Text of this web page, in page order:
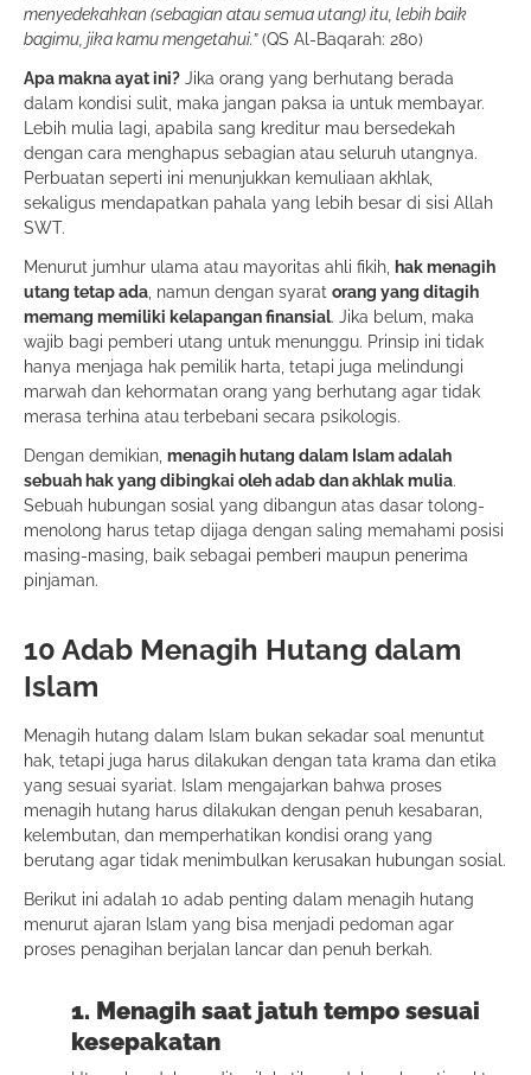
menyedekahkan (sebagian atau semua utang) itu, lebih baik
bagimu, jika kamu mengetahui.”(QS Al-Baqarah: 280)
Apa makna ayat ini? Jika orang yang berhutang berada
dalam kondisi sulit, maka jangan paksa ia untuk membayar.
Lebih mulia lagi, apabila sang kreditur mau bersedekah
dengan cara menghapus sebagian atau seluruh utangnya.
Perbuatan seperti ini menunjukkan kemuliaan akhlak,
sekaligus mendapatkan pahala yang lebih besar di sisi Allah
SWT.
Menurut jumhur ulama atau mayoritas ahli fikih, hak menagih
utang tetap ada , namun dengan syarat orang yang ditagih
memang memiliki kelapangan finansial. Jika belum, maka
wajib bagi pemberi utang untuk menunggu. Prinsip ini tidak
hanya menjaga hak pemilik harta, tetapi juga melindungi
marwah dan kehormatan orang yang berhutang agar tidak
merasa terhina atau terbebani secara psikologis.
Dengan demikian, menagih hutang dalam Islam adalah
sebuah hak yang dibingkai oleh adab dan akhlak mulia.
Sebuah hubungan sosial yang dibangun atas dasar tolong-
menolong harus tetap dijaga dengan saling memahami posisi
masing-masing, baik sebagai pemberi maupun penerima
pinjaman.
10 Adab Menagih Hutang dalam
Islam
Menagih hutang dalam Islam bukan sekadar soal menuntut
hak, tetapi juga harus dilakukan dengan tata krama dan etika
yang sesuai syariat. Islam mengajarkan bahwa proses
menagih hutang harus dilakukan dengan penuh kesabaran,
kelembutan, dan memperhatikan kondisi orang yang
berutang agar tidak menimbulkan kerusakan hubungan sosial.
Berikut ini adalah 10 adab penting dalam menagih hutang
menurut ajaran Islam yang bisa menjadi pedoman agar
proses penagihan berjalan lancar dan penuh berkah.
1. Menagih saat jatuh tempo sesuai
kesepakatan